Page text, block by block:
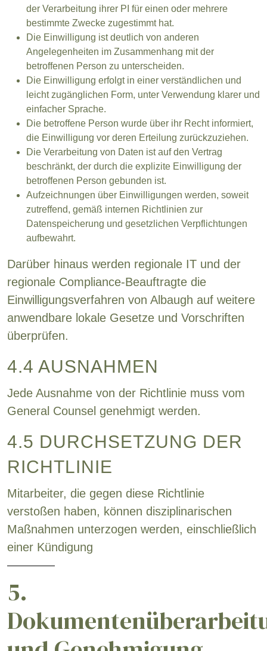
der Verarbeitung ihrer PI für einen oder mehrere
bestimmte Zwecke zugestimmt hat.
Die Einwilligung ist deutlich von anderen
Angelegenheiten im Zusammenhang mit der
betroffenen Person zu unterscheiden.
Die Einwilligung erfolgt in einer verständlichen und
leicht zugänglichen Form, unter Verwendung klarer und
einfacher Sprache.
Die betroffene Person wurde über ihr Recht informiert,
die Einwilligung vor deren Erteilung zurückzuziehen.
Die Verarbeitung von Daten ist auf den Vertrag
beschränkt, der durch die explizite Einwilligung der
betroffenen Person gebunden ist.
Aufzeichnungen über Einwilligungen werden, soweit
zutreffend, gemäß internen Richtlinien zur
Datenspeicherung und gesetzlichen Verpflichtungen
aufbewahrt.
Darüber hinaus werden regionale IT und der
regionale Compliance-Beauftragte die
Einwilligungsverfahren von Albaugh auf weitere
anwendbare lokale Gesetze und Vorschriften
überprüfen.
4.4 AUSNAHMEN
Jede Ausnahme von der Richtlinie muss vom
General Counsel genehmigt werden.
4.5 DURCHSETZUNG DER
RICHTLINIE
Mitarbeiter, die gegen diese Richtlinie
verstoßen haben, können disziplinarischen
Maßnahmen unterzogen werden, einschließlich
einer Kündigung
5.